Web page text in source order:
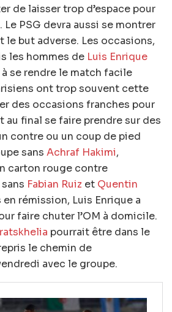
de laisser trop d’espace pour
Le PSG devra aussi se montrer
le but adverse. Les occasions,
les hommes de Luis Enrique
se rendre le match facile
ont trop souvent cette
des occasions franches pour
au final se faire prendre sur des
contre ou un coup de pied
sans Achraf Hakimi,
carton rouge contre
Fabian Ruiz et Quentin
rémission, Luis Enrique a
faire chuter l’OM à domicile.
pourrait être dans le
le chemin de
avec le groupe.